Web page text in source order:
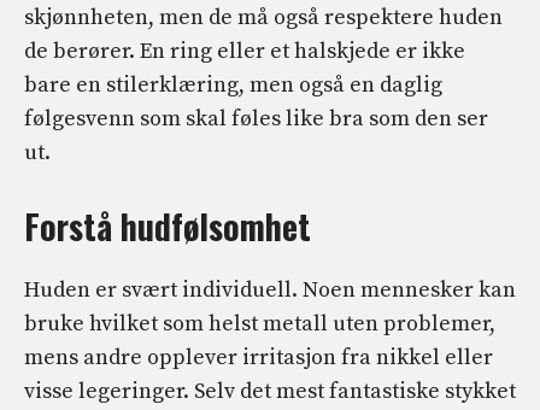
skjønnheten, men de må også respektere huden
de berører. En ring eller et halskjede er ikke
bare en stilerklæring, men også en daglig
følgesvenn som skal føles like bra som den ser
ut.
Forstå hudfølsomhet
Huden er svært individuell. Noen mennesker kan
bruke hvilket som helst metall uten problemer,
mens andre opplever irritasjon fra nikkel eller
visse legeringer. Selv det mest fantastiske stykket